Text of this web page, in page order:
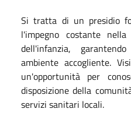
Si tratta di un presidio
l'impegno costante
dell'infanzia,
ambiente accogliente.
un'opportunità per
disposizione della
servizi sanitari locali.